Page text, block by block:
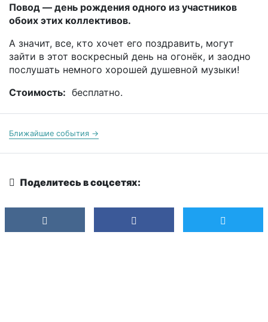
Повод — день рождения одного из участников
обоих этих коллективов.
А значит, все, кто хочет его поздравить, могут
зайти в этот воскресный день на огонёк, и заодно
послушать немного хорошей душевной музыки!
Стоимость: бесплатно.
Ближайшие события →
Поделитесь в соцсетях: